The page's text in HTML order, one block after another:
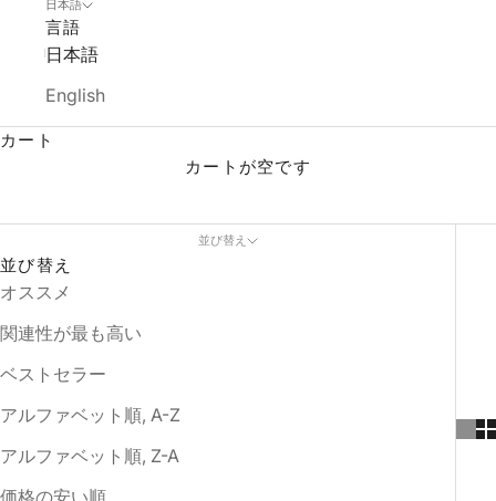
日本語
言語
日本語
English
カート
カートが空です
ハワイのサーフショップ「クリップス」は、ファイ
ヤーワイヤーUSAの正規取扱店です。スレーターデ
クションなどを豊富に取り揃え、在庫数はハワイ最
多クラスで常時50本以上をご用意しています。カリ
せすることも可能ですので、お求めのモデル、サイ
ズが見つからない場合は、お気軽にお問い合わせく
ださい。
日本のご自宅まで発送いたします。
並び替え
並び替え
オススメ
関連性が最も高い
ベストセラー
アルファベット順, A-Z
アルファベット順, Z-A
価格の安い順